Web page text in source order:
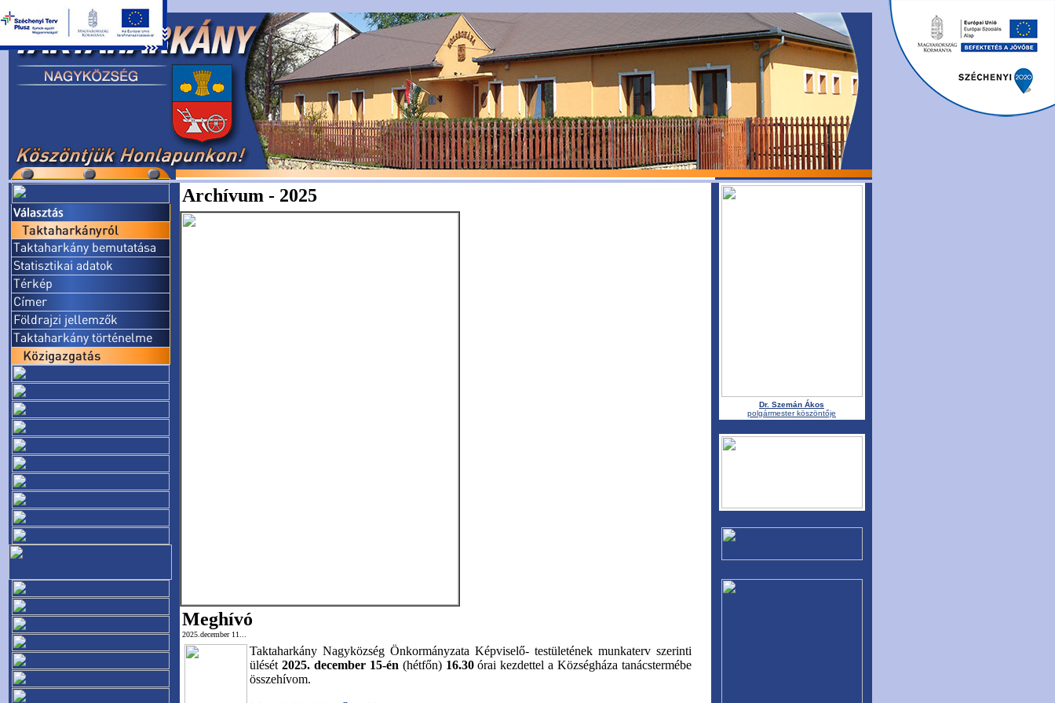
Archívum - 2025
Meghívó
2025.december 11...
Taktaharkány Nagyközség Önkormányzata Képviselő- testületének munkaterv szerinti
ülését 2025. december 15-én (hétfőn) 16.30órai kezdettel a Községháza tanácstermébe
összehívom.
Dr. Szemán Ákos
polgármester köszöntője